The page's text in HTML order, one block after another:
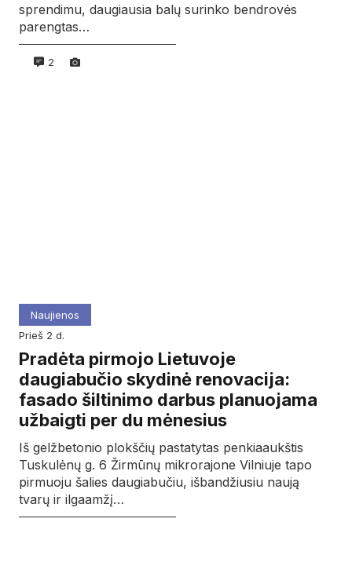
sprendimu, daugiausia balų surinko bendrovės
parengtas…
2
Naujienos
prieš 2 d.
Pradėta pirmojo Lietuvoje
daugiabučio skydinė renovacija:
fasado šiltinimo darbus planuojama
užbaigti per du mėnesius
Iš gelžbetonio plokščių pastatytas penkiaaukštis
Tuskulėnų g. 6 Žirmūnų mikrorajone Vilniuje tapo
pirmuoju šalies daugiabučiu, išbandžiusiu naują
tvarų ir ilgaamžį…